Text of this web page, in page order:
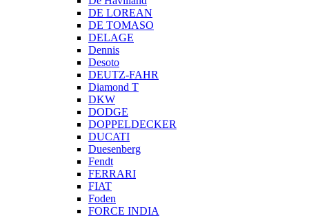
DE LOREAN
DE TOMASO
DELAGE
Dennis
Desoto
DEUTZ-FAHR
Diamond T
DKW
DODGE
DOPPELDECKER
DUCATI
Duesenberg
Fendt
FERRARI
FIAT
Foden
FORCE INDIA